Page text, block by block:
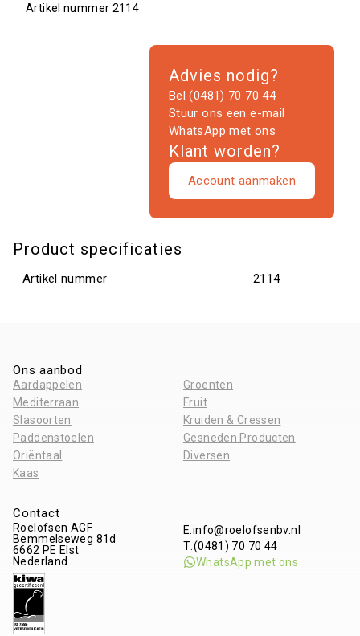
Artikel nummer 2114
Advies nodig?
Bel (0481) 70 70 44
Stuur ons een e-mail
WhatsApp met ons
Klant worden?
Account aanmaken
Product specificaties
Artikel nummer 2114
Ons aanbod
Aardappelen
Groenten
Mediterraan
Fruit
Slasoorten
Kruiden & Cressen
Paddenstoelen
Gesneden Producten
Oriëntaal
Diversen
Kaas
Contact
Roelofsen AGF
Bemmelseweg 81d
6662 PEElst
Nederland
E:info@roelofsenbv.nl
T:(0481) 70 70 44
WhatsApp met ons